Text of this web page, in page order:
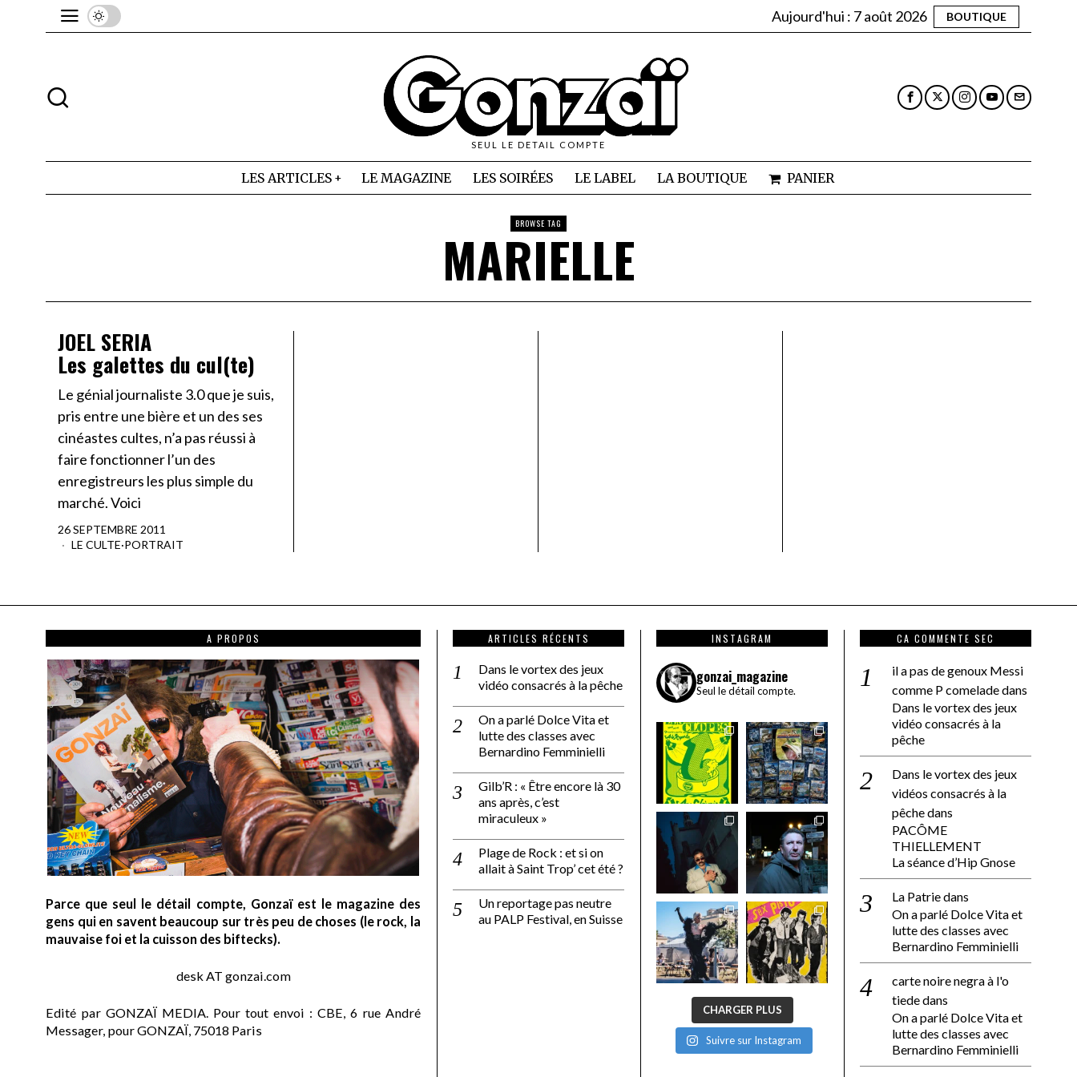
Aujourd'hui : 7 août 2026 BOUTIQUE
SEUL LE DETAIL COMPTE
LES ARTICLES LE MAGAZINE LES SOIRÉES LE LABEL LA BOUTIQUE PANIER
BROWSE TAG
MARIELLE
JOEL SERIA
Les galettes du cul(te)
Le génial journaliste 3.0 que je suis,
pris entre une bière et un des ses
cinéastes cultes, n’a pas réussi à
faire fonctionner l’un des
enregistreurs les plus simple du
marché. Voici
26 SEPTEMBRE 2011
LE CULTE·PORTRAIT
A PROPOS
Parce que seul le détail compte, Gonzaï est le magazine des
gens qui en savent beaucoup sur très peu de choses (le rock, la
mauvaise foi et la cuisson des biftecks).
desk AT gonzai.com
Edité par GONZAÏ MEDIA. Pour tout envoi : CBE, 6 rue André
Messager, pour GONZAÏ, 75018 Paris
ARTICLES RÉCENTS
Dans le vortex des jeux
vidéo consacrés à la pêche
On a parlé Dolce Vita et
lutte des classes avec
Bernardino Femminielli
Gilb’R : « Être encore là 30
ans après, c’est
miraculeux »
Plage de Rock : et si on
allait à Saint Trop’ cet été ?
Un reportage pas neutre
au PALP Festival, en Suisse
INSTAGRAM
gonzai_magazine
Seul le détail compte.
CHARGER PLUS
Suivre sur Instagram
CA COMMENTE SEC
il a pas de genoux Messi
comme P comeladedans
Dans le vortex des jeux
vidéo consacrés à la
pêche
Dans le vortex des jeux
vidéos consacrés à la
pêchedans
PACÔME
THIELLEMENT
La séance d’Hip Gnose
La Patriedans
On a parlé Dolce Vita et
lutte des classes avec
Bernardino Femminielli
carte noire negra à l'o
tiededans
On a parlé Dolce Vita et
lutte des classes avec
Bernardino Femminielli